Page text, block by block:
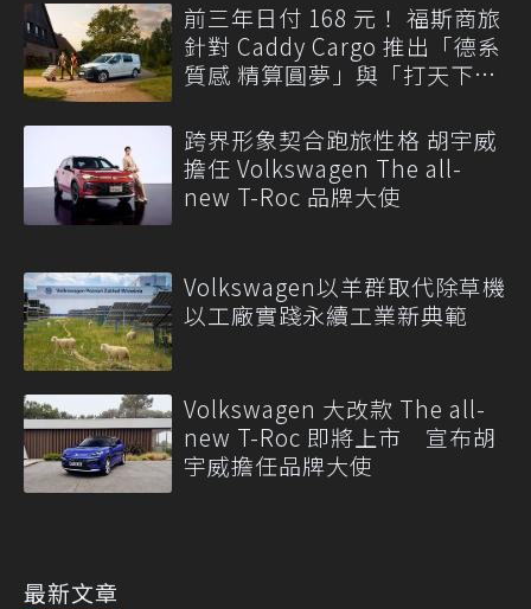
前三年日付 168 元！ 福斯商旅
針對 Caddy Cargo 推出「德系
質感 精算圓夢」與「打天下」
跨界形象契合跑旅性格 胡宇威
擔任 Volkswagen The all-
new T-Roc 品牌大使
Volkswagen以羊群取代除草機
以工廠實踐永續工業新典範
Volkswagen 大改款 The all-
new T-Roc 即將上市 宣布胡
宇威擔任品牌大使
最新文章